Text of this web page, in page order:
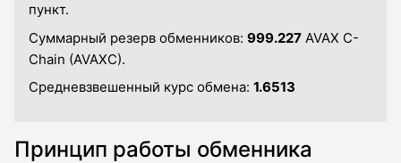
пункт.
Суммарный резерв обменников: 999.227 AVAX C-
Chain (AVAXC).
Средневзвешенный курс обмена: 1.6513
Принцип работы обменника